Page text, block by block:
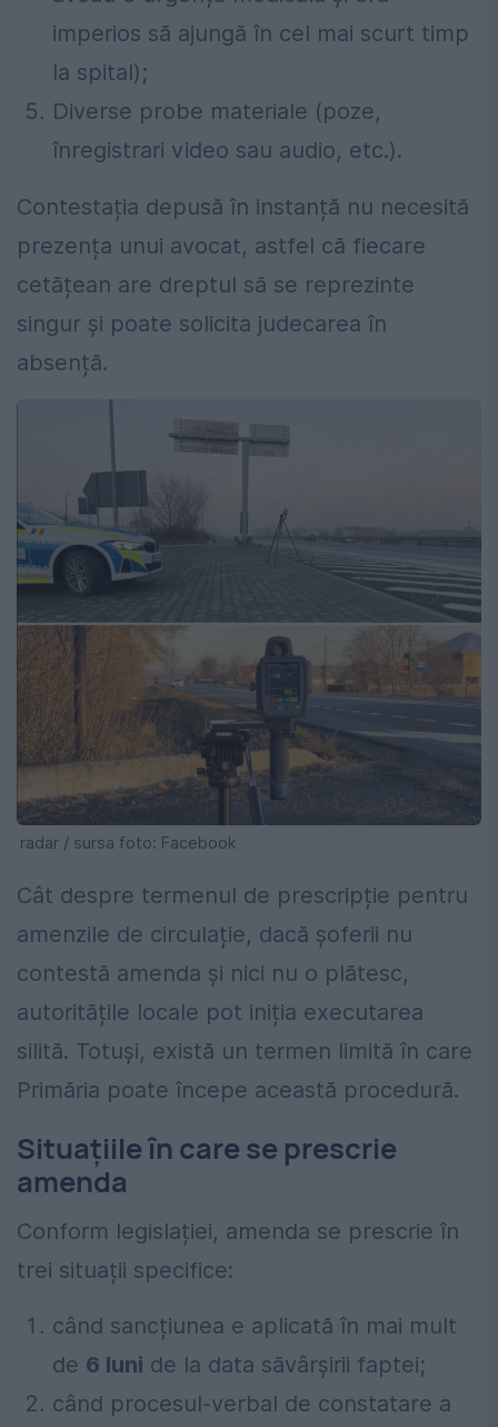
imperios să ajungă în cel mai scurt timp
la spital);
Diverse probe materiale (poze,
înregistrari video sau audio, etc.).
Contestația depusă în instanță nu necesită
prezența unui avocat, astfel că fiecare
cetățean are dreptul să se reprezinte
singur și poate solicita judecarea în
absență.
radar / sursa foto: Facebook
Cât despre termenul de prescripție pentru
amenzile de circulație, dacă șoferii nu
contestă amenda și nici nu o plătesc,
autoritățile locale pot iniția executarea
silită. Totuși, există un termen limită în care
Primăria poate începe această procedură.
Situațiile în care se prescrie
amenda
Conform legislației, amenda se prescrie în
trei situații specifice:
când sancțiunea e aplicată în mai mult
de 6 luni de la data săvârșirii faptei;
când procesul-verbal de constatare a